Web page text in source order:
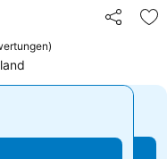
Teilen
)